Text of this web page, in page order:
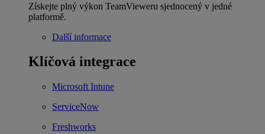
Získejte plný výkon TeamVieweru sjednocený v jedné
platformě.
Další informace
Klíčová integrace
Microsoft Intune
ServiceNow
Freshworks